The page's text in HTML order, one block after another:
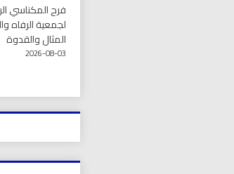
فرح المكناسي
لجمعية الرفاه
المثال والقدوة
2026-08-03